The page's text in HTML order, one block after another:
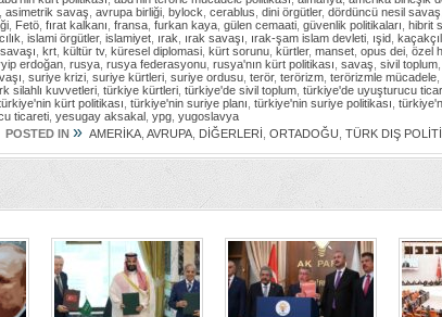
asimetrik savaş avrupa birliği bylock cerablus dini örgütler, dördüncü nesil savaş
Fetö fırat kalkanı fransa furkan kaya gülen cemaati güvenlik politikaları hibrit
islami örgütler, islamiyet ırak ırak savaşı ırak-şam islam devleti ışid
krt kültür tv, küresel diplomasi kürt sorunu kürtler, manset opus dei özel
erdoğan rusya rusya federasyonu rusya'nın kürt politikası savaş sivil toplum
suriye krizi suriye kürtleri suriye ordusu terör, terörizm terörizmle mücadele
silahlı kuvvetleri türkiye kürtleri türkiye'de sivil toplum türkiye'de uyuşturucu
kürt politikası türkiye'nin suriye planı türkiye'nin suriye politikası
ticareti yesugay aksakal ypg yugoslavya
POSTED IN » AMERİKA AVRUPA DİĞERLERİ ORTADOĞU TÜRK DIŞ